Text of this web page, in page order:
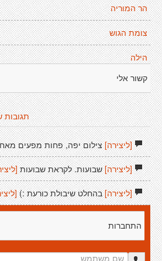
הר המוריה
צומת הגוש
הילה
קשור אלי
תגובות
[ליצירה]צילום יפה, פחות מפעים
[ליצירה]שבועות. לקראת שבועות
[ליצירה]בהחלט שיבולת כורעת :)
התחברות